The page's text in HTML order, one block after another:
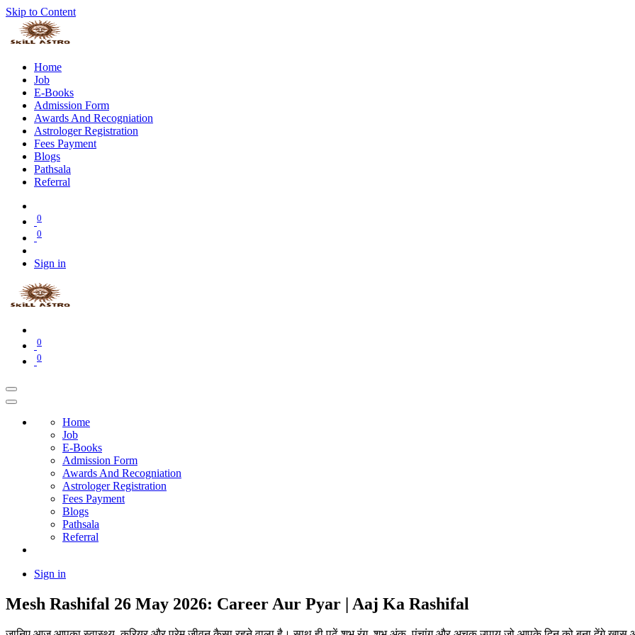
Skip to Content
Home
Job
E-Books
Admission Form
Awards And Recogniation
Astrologer Registration
Fees Payment
Blogs
Pathsala
Referral
0
0
Sign in
0
0
Home
Job
E-Books
Admission Form
Awards And Recogniation
Astrologer Registration
Fees Payment
Blogs
Pathsala
Referral
Sign in
Mesh Rashifal 26 May 2026: Career Aur Pyar | Aaj Ka Rashifal